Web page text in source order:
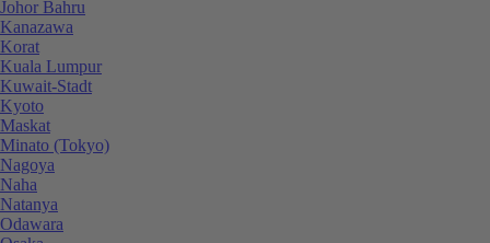
Johor Bahru
Kanazawa
Korat
Kuala Lumpur
Kuwait-Stadt
Kyoto
Maskat
Minato (Tokyo)
Nagoya
Naha
Natanya
Odawara